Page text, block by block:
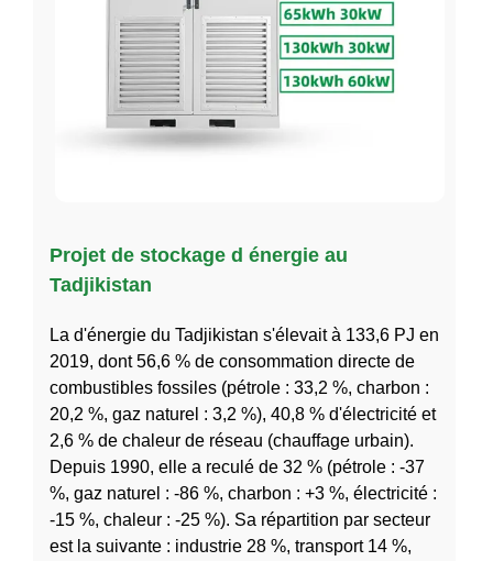
Projet de stockage d énergie au
Tadjikistan
La d'énergie du Tadjikistan s'élevait à 133,6 PJ en
2019, dont 56,6 % de consommation directe de
combustibles fossiles (pétrole : 33,2 %, charbon :
20,2 %, gaz naturel : 3,2 %), 40,8 % d'électricité et
2,6 % de chaleur de réseau (chauffage urbain).
Depuis 1990, elle a reculé de 32 % (pétrole : -37
%, gaz naturel : -86 %, charbon : +3 %, électricité :
-15 %, chaleur : -25 %). Sa répartition par secteur
est la suivante : industrie 28 %, transport 14 %,